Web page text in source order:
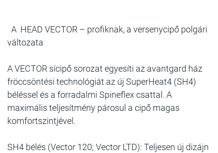
A HEAD VECTOR – profiknak, a versenycipő polgári
változata
A VECTOR sícipő sorozat egyesíti az avantgard ház
fröccsöntési technológiát az új SuperHeat4 (SH4)
béléssel és a forradalmi Spineflex csattal. A
maximális teljesítmény párosul a cipő magas
komfortszintjével.
SH4 bélés (Vector 120; Vector LTD): Teljesen új dizájn